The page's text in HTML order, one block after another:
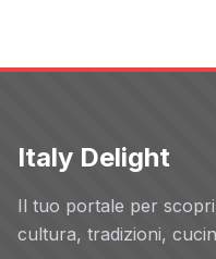
Italy Delight
Il tuo portale per
cultura, tradizioni,